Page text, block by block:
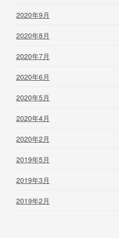
2020年9月
2020年8月
2020年7月
2020年6月
2020年5月
2020年4月
2020年2月
2019年5月
2019年3月
2019年2月